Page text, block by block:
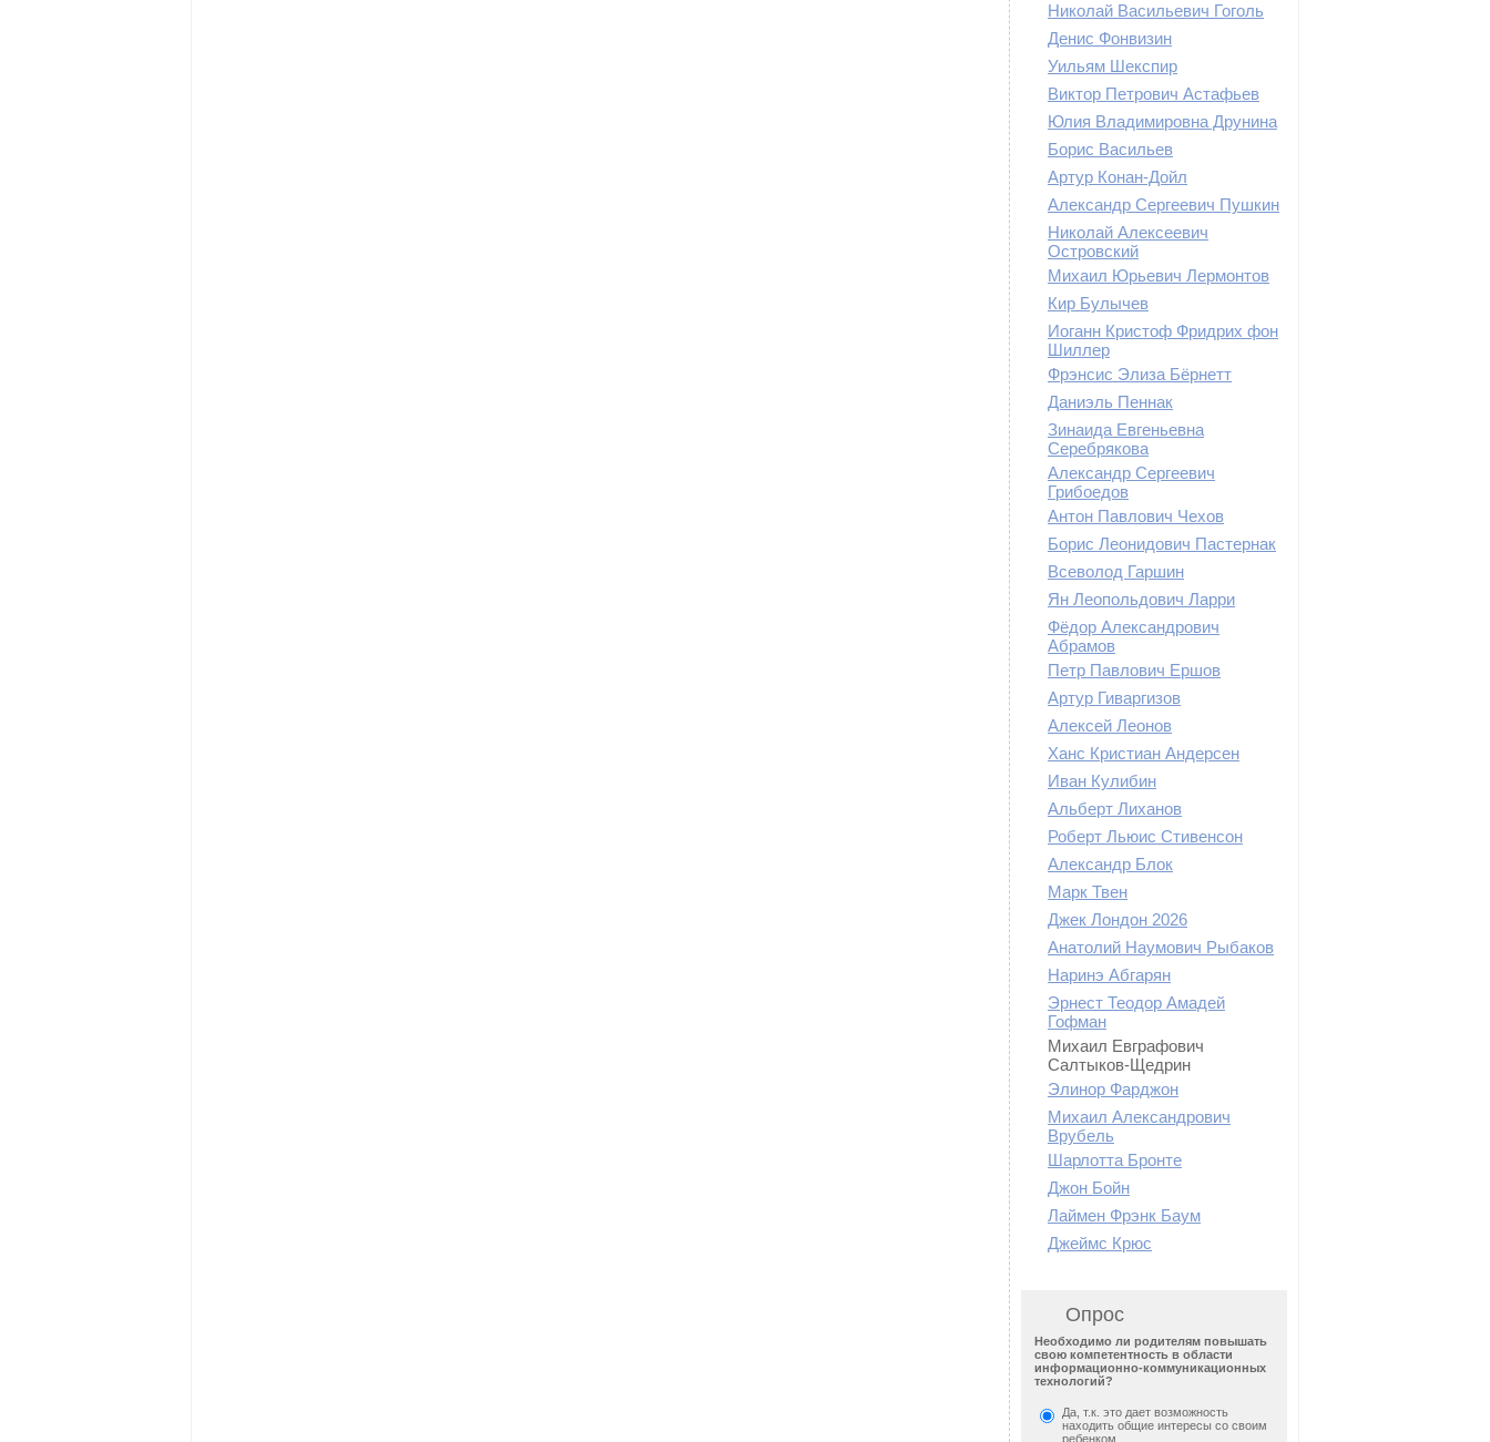
Николай Васильевич Гоголь
Денис Фонвизин
Уильям Шекспир
Виктор Петрович Астафьев
Юлия Владимировна Друнина
Борис Васильев
Артур Конан-Дойл
Александр Сергеевич Пушкин
Николай Алексеевич
Островский
Михаил Юрьевич Лермонтов
Кир Булычев
Иоганн Кристоф Фридрих фон
Шиллер
Фрэнсис Элиза Бёрнетт
Даниэль Пеннак
Зинаида Евгеньевна
Серебрякова
Александр Сергеевич
Грибоедов
Антон Павлович Чехов
Борис Леонидович Пастернак
Всеволод Гаршин
Ян Леопольдович Ларри
Фёдор Александрович
Абрамов
Петр Павлович Ершов
Артур Гиваргизов
Алексей Леонов
Ханс Кристиан Андерсен
Иван Кулибин
Альберт Лиханов
Роберт Льюис Стивенсон
Александр Блок
Марк Твен
Джек Лондон 2026
Анатолий Наумович Рыбаков
Наринэ Абгарян
Эрнест Теодор Амадей
Гофман
Михаил Евграфович
Салтыков-Щедрин
Элинор Фарджон
Михаил Александрович
Врубель
Шарлотта Бронте
Джон Бойн
Лаймен Фрэнк Баум
Джеймс Крюс
Опрос
Необходимо ли родителям повышать
свою компетентность в области
информационно-коммуникационных
технологий?
Да, т.к. это дает возможность
находить общие интересы со своим
ребенком